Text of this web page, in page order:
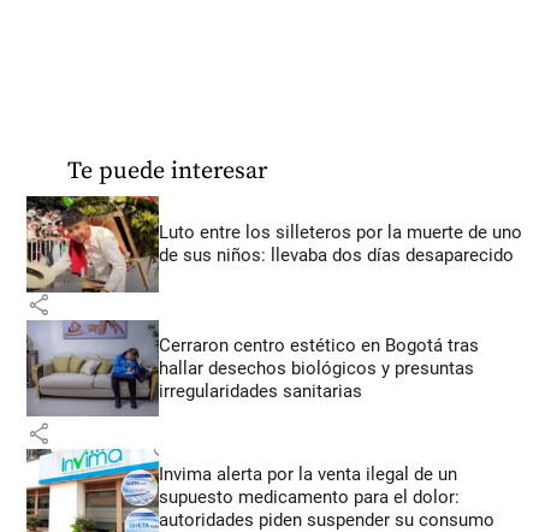
Te puede interesar
Luto entre los silleteros por la muerte de uno
de sus niños: llevaba dos días desaparecido
share
Cerraron centro estético en Bogotá tras
hallar desechos biológicos y presuntas
irregularidades sanitarias
share
Invima alerta por la venta ilegal de un
supuesto medicamento para el dolor:
autoridades piden suspender su consumo